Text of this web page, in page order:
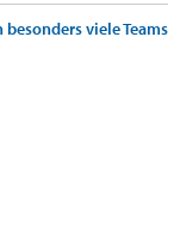
viele Teams